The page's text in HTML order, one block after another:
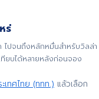
ร่
ปจนถึงหลักหมื่นสำหรับวิลล่า
ยบได้หลายหลังก่อนจอง
เทศไทย (ททท.) แล้วเลือก